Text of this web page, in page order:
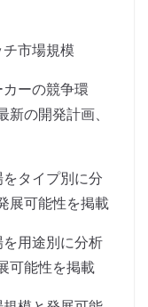
市場規模
ーの競争環
の開発計画、
タイプ別に分
展可能性を掲載
用途別に分析
可能性を掲載